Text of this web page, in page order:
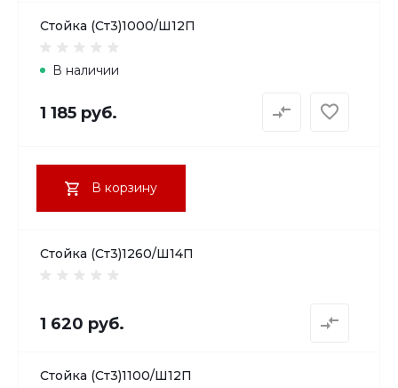
Стойка (Ст3)1000/Ш12П
В наличии
1 185 руб.
В корзину
Стойка (Ст3)1260/Ш14П
1 620 руб.
Стойка (Ст3)1100/Ш12П